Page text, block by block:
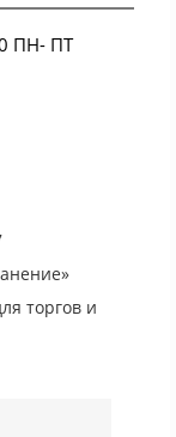
ПН- ПТ
торгов и